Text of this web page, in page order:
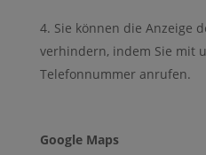
Sie können die Anzeige
verhindern, indem Sie mit
Telefonnummer anrufen.
Google Maps